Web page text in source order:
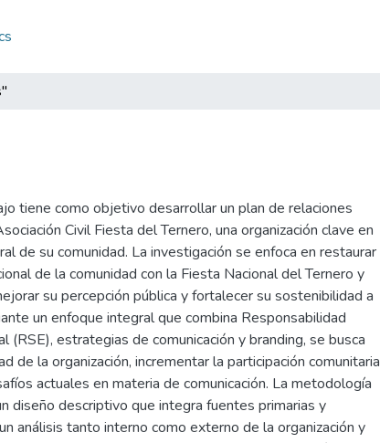
tiene como objetivo desarrollar un plan de relaciones
Civil Fiesta del Ternero, una organización clave en
de su comunidad. La investigación se enfoca en restaurar
de la comunidad con la Fiesta Nacional del Ternero y
su percepción pública y fortalecer su sostenibilidad a
un enfoque integral que combina Responsabilidad
(RSE), estrategias de comunicación y branding, se busca
de la organización, incrementar la participación comunitaria
actuales en materia de comunicación. La metodología
diseño descriptivo que integra fuentes primarias y
análisis tanto interno como externo de la organización y